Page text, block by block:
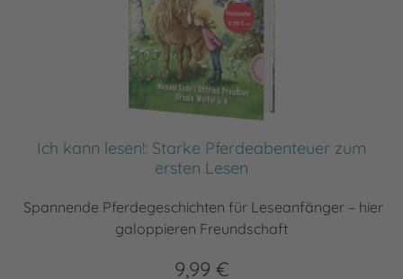
Ich kann lesen!: Starke Pferdeabenteuer zum
ersten Lesen
Spannende Pferdegeschichten für Leseanfänger – hier
galoppieren Freundschaft
9,99 €